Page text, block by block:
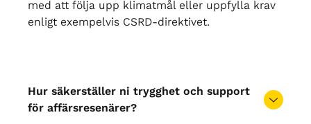
med att följa upp klimatmål eller uppfylla krav
enligt exempelvis CSRD-direktivet.
Hur säkerställer ni trygghet och support
för affärsresenärer?